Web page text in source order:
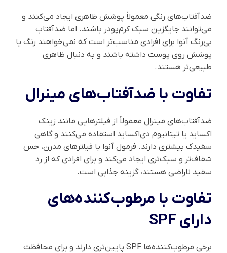
ضدآفتاب‌های رنگی معمولاً پوشش ظاهری ایجاد می‌کنند و
می‌توانند جایگزین سبک کرم‌پودر باشند. اما ضدآفتاب
بی‌رنگ آنوا برای افرادی مناسب‌تر است که نمی‌خواهند رنگ یا
پوشش روی پوست داشته باشند و به دنبال ظاهری
طبیعی‌تر هستند.
تفاوت با ضدآفتاب‌های مینرال
ضدآفتاب‌های مینرال معمولاً از فیلترهایی مانند زینک
اکساید یا تیتانیوم دی‌اکساید استفاده می‌کنند و گاهی
سفیدک بیشتری دارند. فرمول آنوا با فیلترهای مدرن، حس
شفاف‌تر و سبک‌تری ایجاد می‌کند و برای افرادی که از رد
سفید ناراضی هستند، گزینه جذابی است.
تفاوت با مرطوب‌کننده‌های
دارای SPF
برخی مرطوب‌کننده‌ها SPF پایین‌تری دارند و برای محافظت